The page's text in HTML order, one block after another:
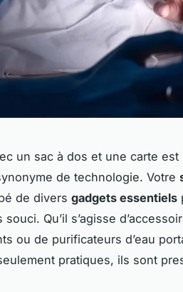
un sac à dos et une carte
de technologie. Votre
de divers gadgets essentiels
Qu’il s’agisse
ou de purificateurs d’eau
pratiques, ils sont